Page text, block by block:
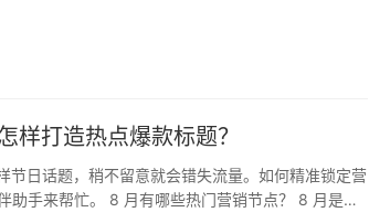
样打造热点爆款标题？
节日话题，稍不留意就会错失流量。如何精准锁定营
助手来帮忙。 8 月有哪些热门营销节点？ 8 月是暑